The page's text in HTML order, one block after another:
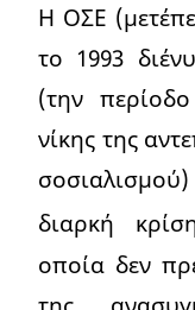
Η ΟΣΕ
το 1993
(την
νίκης της
διαρκή
οποία δεν